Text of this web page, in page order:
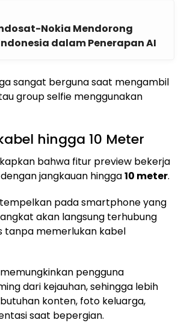
Nokia Mendorong
dalam Penerapan AI
sangat berguna saat mengambil
group selfie menggunakan
hingga 10 Meter
bahwa fitur preview bekerja
jangkauan hingga10 meter.
pada smartphone yang
akan langsung terhubung
tanpa memerlukan kabel
pengguna
dari kejauhan, sehingga lebih
konten, foto keluarga,
saat bepergian.